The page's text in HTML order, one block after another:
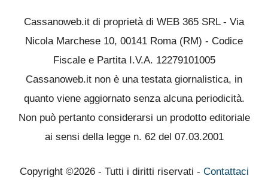
Cassanoweb.it di proprietà di WEB 365 SRL - Via
Nicola Marchese 10, 00141 Roma (RM) - Codice
Fiscale e Partita I.V.A. 12279101005
Cassanoweb.it non è una testata giornalistica, in
quanto viene aggiornato senza alcuna periodicità.
Non può pertanto considerarsi un prodotto editoriale
ai sensi della legge n. 62 del 07.03.2001
Copyright ©2026 - Tutti i diritti riservati - Contattaci